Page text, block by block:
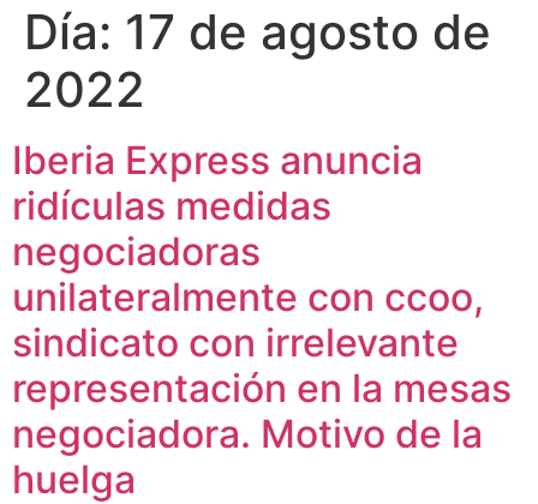
Día: 17 de agosto de
2022
Iberia Express anuncia
ridículas medidas
negociadoras
unilateralmente con ccoo,
sindicato con irrelevante
representación en la mesas
negociadora. Motivo de la
huelga